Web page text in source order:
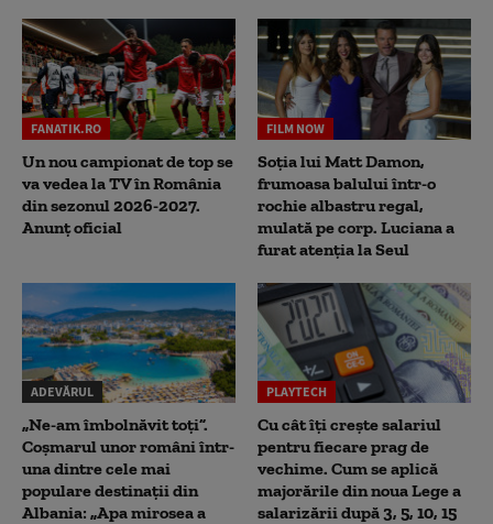
FANATIK.RO
Un nou campionat de top se
va vedea la TV în România
din sezonul 2026-2027.
Anunț oficial
FILM NOW
Soția lui Matt Damon,
frumoasa balului într-o
rochie albastru regal,
mulată pe corp. Luciana a
furat atenția la Seul
ADEVĂRUL
„Ne-am îmbolnăvit toți”.
Coșmarul unor români într-
una dintre cele mai
populare destinații din
Albania: „Apa mirosea a
PLAYTECH
Cu cât îți crește salariul
pentru fiecare prag de
vechime. Cum se aplică
majorările din noua Lege a
salarizării după 3, 5, 10, 15